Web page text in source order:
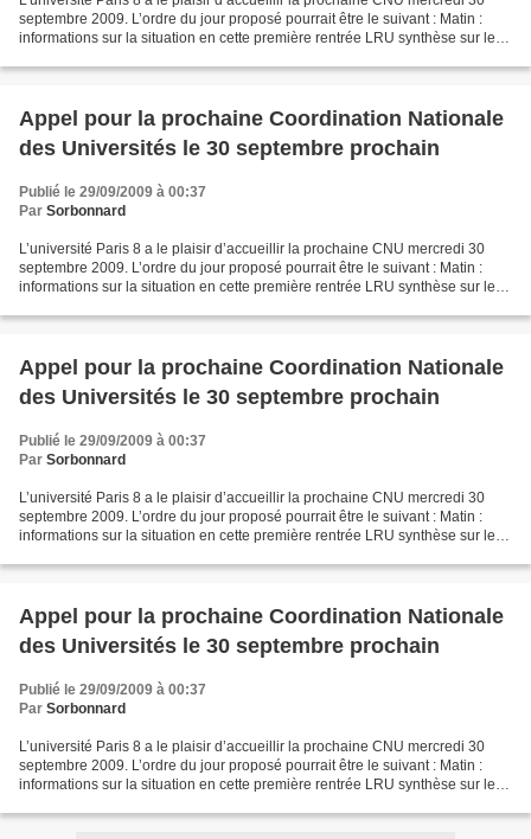
septembre 2009. L’ordre du jour proposé pourrait être le suivant : Matin :
informations sur la situation en cette première rentrée LRU synthèse sur les
Appel pour la prochaine Coordination Nationale
des Universités le 30 septembre prochain
Publié le 29/09/2009 à 00:37
Par Sorbonnard
L’université Paris 8 a le plaisir d’accueillir la prochaine CNU mercredi 30
septembre 2009. L’ordre du jour proposé pourrait être le suivant : Matin :
informations sur la situation en cette première rentrée LRU synthèse sur les
Appel pour la prochaine Coordination Nationale
des Universités le 30 septembre prochain
Publié le 29/09/2009 à 00:37
Par Sorbonnard
L’université Paris 8 a le plaisir d’accueillir la prochaine CNU mercredi 30
septembre 2009. L’ordre du jour proposé pourrait être le suivant : Matin :
informations sur la situation en cette première rentrée LRU synthèse sur les
Appel pour la prochaine Coordination Nationale
des Universités le 30 septembre prochain
Publié le 29/09/2009 à 00:37
Par Sorbonnard
L’université Paris 8 a le plaisir d’accueillir la prochaine CNU mercredi 30
septembre 2009. L’ordre du jour proposé pourrait être le suivant : Matin :
informations sur la situation en cette première rentrée LRU synthèse sur les